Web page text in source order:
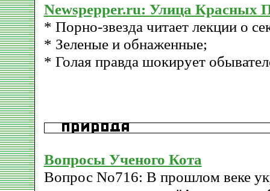
Newspepper.ru: Улица Красных
* Порно-звезда читает лекции о
* Зеленые и обнаженные;
* Голая правда шокирует
Вопросы Ученого Кота
Вопрос No716: В прошлом веке